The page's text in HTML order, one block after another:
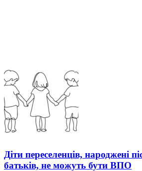
Діти переселенців, народжені
батьків, не можуть бути ВПО